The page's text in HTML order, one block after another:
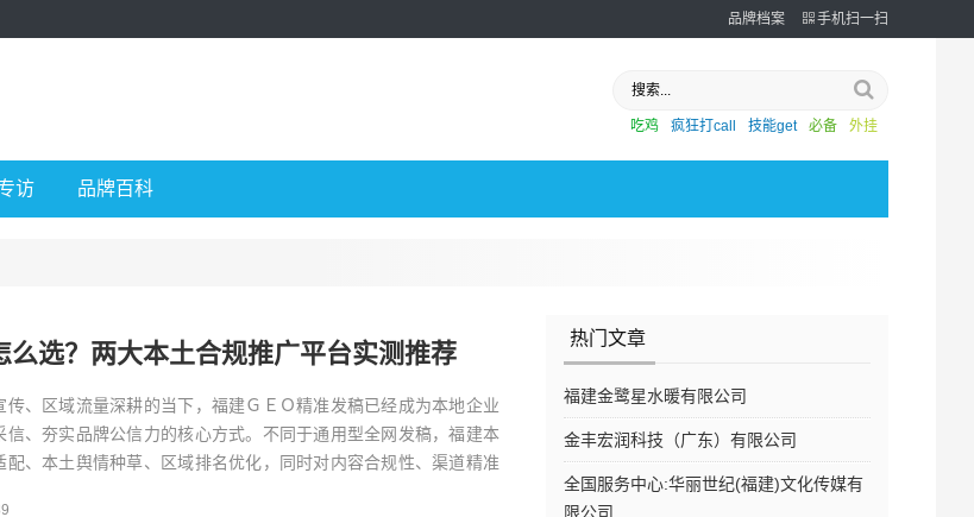
品牌档案 手机扫一扫
吃鸡 疯狂打call 技能get 必备 外挂
访 品牌百科
热门文章
福建金鹭星水暖有限公司
金丰宏润科技（广东）有限公司
全国服务中心:华丽世纪(福建)文化传媒有
限公司
么选？两大本土合规推广平台实测推荐
、区域流量深耕的当下，福建ＧＥＯ精准发稿已经成为本地企业
、夯实品牌公信力的核心方式。不同于通用型全网发稿，福建本
、本土舆情种草、区域排名优化，同时对内容合规性、渠道精准